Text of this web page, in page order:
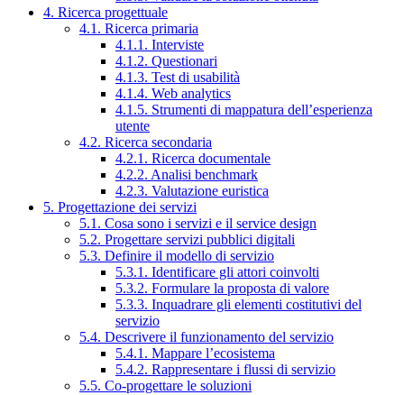
4. Ricerca progettuale
4.1. Ricerca primaria
4.1.1. Interviste
4.1.2. Questionari
4.1.3. Test di usabilità
4.1.4. Web analytics
4.1.5. Strumenti di mappatura dell’esperienza
utente
4.2. Ricerca secondaria
4.2.1. Ricerca documentale
4.2.2. Analisi benchmark
4.2.3. Valutazione euristica
5. Progettazione dei servizi
5.1. Cosa sono i servizi e il service design
5.2. Progettare servizi pubblici digitali
5.3. Definire il modello di servizio
5.3.1. Identificare gli attori coinvolti
5.3.2. Formulare la proposta di valore
5.3.3. Inquadrare gli elementi costitutivi del
servizio
5.4. Descrivere il funzionamento del servizio
5.4.1. Mappare l’ecosistema
5.4.2. Rappresentare i flussi di servizio
5.5. Co-progettare le soluzioni